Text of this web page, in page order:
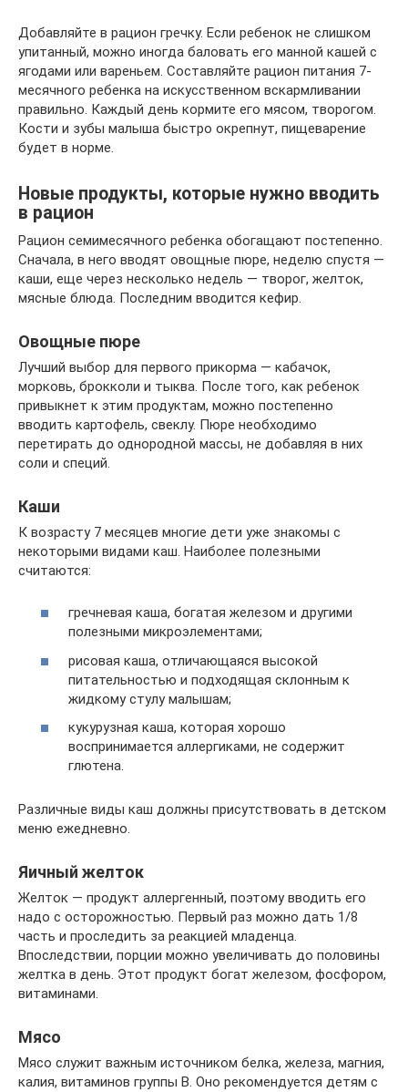
Добавляйте в рацион гречку. Если ребенок не слишком
упитанный, можно иногда баловать его манной кашей с
ягодами или вареньем. Составляйте рацион питания 7-
месячного ребенка на искусственном вскармливании
правильно. Каждый день кормите его мясом, творогом.
Кости и зубы малыша быстро окрепнут, пищеварение
будет в норме.
Новые продукты, которые нужно вводить
в рацион
Рацион семимесячного ребенка обогащают постепенно.
Сначала, в него вводят овощные пюре, неделю спустя —
каши, еще через несколько недель — творог, желток,
мясные блюда. Последним вводится кефир.
Овощные пюре
Лучший выбор для первого прикорма — кабачок,
морковь, брокколи и тыква. После того, как ребенок
привыкнет к этим продуктам, можно постепенно
вводить картофель, свеклу. Пюре необходимо
перетирать до однородной массы, не добавляя в них
соли и специй.
Каши
К возрасту 7 месяцев многие дети уже знакомы с
некоторыми видами каш. Наиболее полезными
считаются:
гречневая каша, богатая железом и другими
полезными микроэлементами;
рисовая каша, отличающаяся высокой
питательностью и подходящая склонным к
жидкому стулу малышам;
кукурузная каша, которая хорошо
воспринимается аллергиками, не содержит
глютена.
Различные виды каш должны присутствовать в детском
меню ежедневно.
Яичный желток
Желток — продукт аллергенный, поэтому вводить его
надо с осторожностью. Первый раз можно дать 1/8
часть и проследить за реакцией младенца.
Впоследствии, порции можно увеличивать до половины
желтка в день. Этот продукт богат железом, фосфором,
витаминами.
Мясо
Мясо служит важным источником белка, железа, магния,
калия, витаминов группы В. Оно рекомендуется детям с